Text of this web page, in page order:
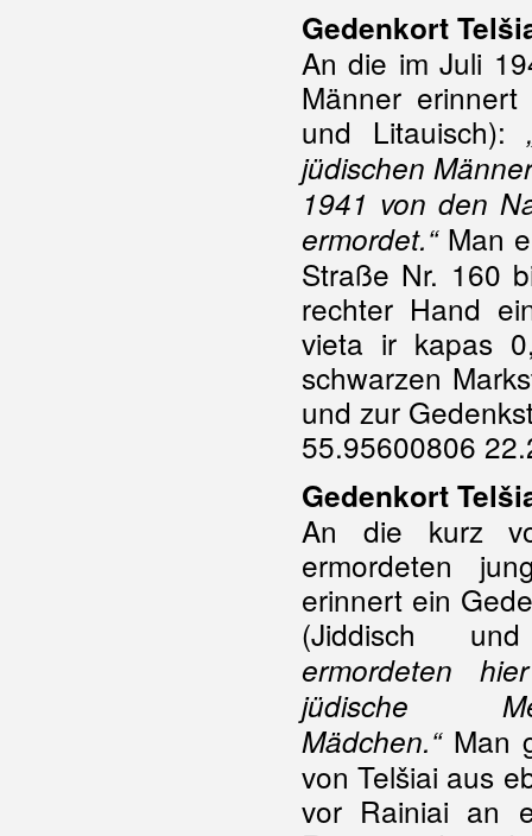
Gedenkort
An die im Juli
Männer
und Litauisch):
jüdischen
1941 von den
ermordet.“Man
Straße Nr. 160
rechter Hand
vieta ir kapas
schwarzen
und zur
55.95600806
Gedenkort
An die kurz
ermordeten
erinnert ein
(Jiddisch
ermordeten
jüdische
Mädchen.“Man
von Telšiai aus
vor Rainiai an